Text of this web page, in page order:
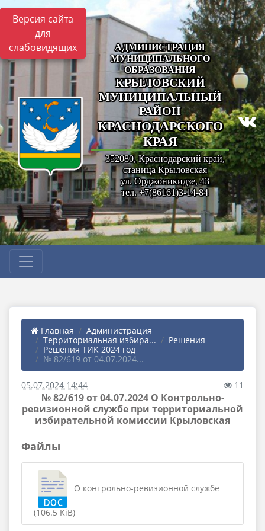
Версия сайта
для
слабовидящих
АДМИНИСТРАЦИЯ
МУНИЦИПАЛЬНОГО
ОБРАЗОВАНИЯ
КРЫЛОВСКИЙ
МУНИЦИПАЛЬНЫЙ
РАЙОН
КРАСНОДАРСКОГО
КРАЯ
352080, Краснодарский край,
станица Крыловская
ул. Орджоникидзе, 43
тел. +7(86161)3-14-84
Главная
Администрация
Территориальная избира...
Решения
Решения ТИК 2024 год
№ 82/619 от 04.07.2024...
05.07.2024 14:44 11
№ 82/619 от 04.07.2024 О Контрольно-
ревизионной службе при территориальной
избирательной комиссии Крыловская
Файлы
О контрольно-ревизионной службе
(106.5 KiB)